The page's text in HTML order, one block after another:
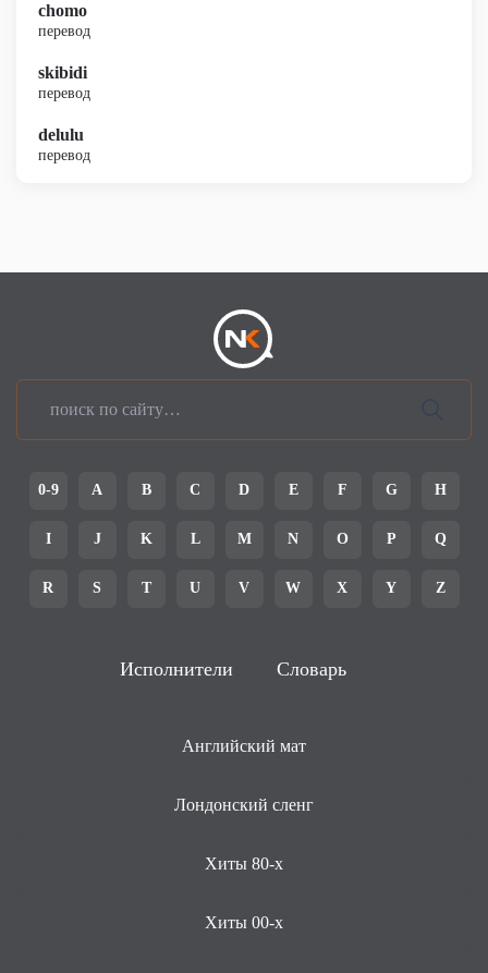
chomo
перевод
skibidi
перевод
delulu
перевод
0-9 A B C D E F G H
I J K L M N O P Q
R S T U V W X Y Z
Исполнители Словарь
Английский мат
Лондонский сленг
Хиты 80-х
Хиты 00-х